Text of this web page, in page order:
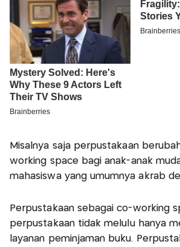
Misalnya saja perpustakaan
working space bagi anak-anak
mahasiswa yang umumnya akrab
Perpustakaan sebagai co-working
perpustakaan tidak melulu hanya
layanan peminjaman buku.